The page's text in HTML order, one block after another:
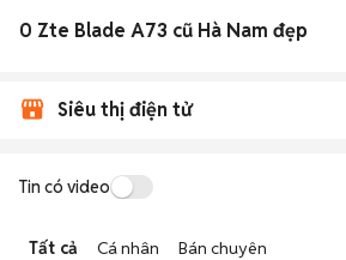
0 Zte Blade A73 cũ Hà Nam đẹp
Siêu thị điện tử
Tin có video
Tất cả Cá nhân Bán chuyên